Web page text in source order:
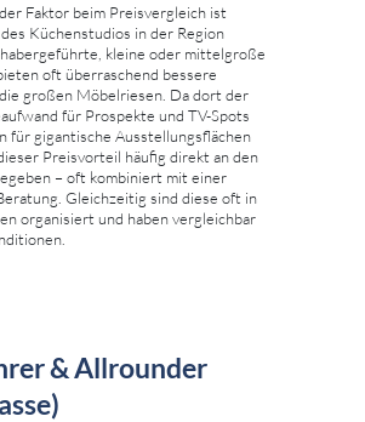
Faktor beim Preisvergleich ist
Küchenstudios in der Region
kleine oder mittelgroße
oft überraschend bessere
großen Möbelriesen. Da dort der
für Prospekte und TV-Spots
für gigantische Ausstellungsflächen
Preisvorteil häufig direkt an den
– oft kombiniert mit einer
Gleichzeitig sind diese oft in
organisiert und haben vergleichbar
& Allrounder